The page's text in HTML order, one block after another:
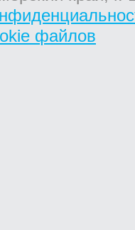
файлов